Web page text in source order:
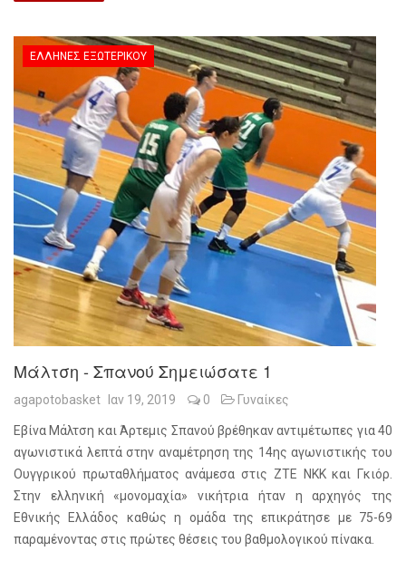
ΈΛΛΗΝΕΣ ΕΞΩΤΕΡΙΚΟΎ
Μάλτση - Σπανού Σημειώσατε 1
agapotobasket Ιαν 19, 2019 0 Γυναίκες
Εβίνα Μάλτση και Άρτεμις Σπανού βρέθηκαν αντιμέτωπες για 40
αγωνιστικά λεπτά στην αναμέτρηση της 14ης αγωνιστικής του
Ουγγρικού πρωταθλήματος ανάμεσα στις ZTE NKK και Γκιόρ.
Στην ελληνική «μονομαχία» νικήτρια ήταν η αρχηγός της
Εθνικής Ελλάδος καθώς η ομάδα της επικράτησε με 75-69
παραμένοντας στις πρώτες θέσεις του βαθμολογικού πίνακα.